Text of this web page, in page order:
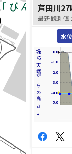
芦田川
最新観測値
水
堤防天端からの高さ[m] -5.0
-4.0
-3.0
-2.0
-1.0
0.0